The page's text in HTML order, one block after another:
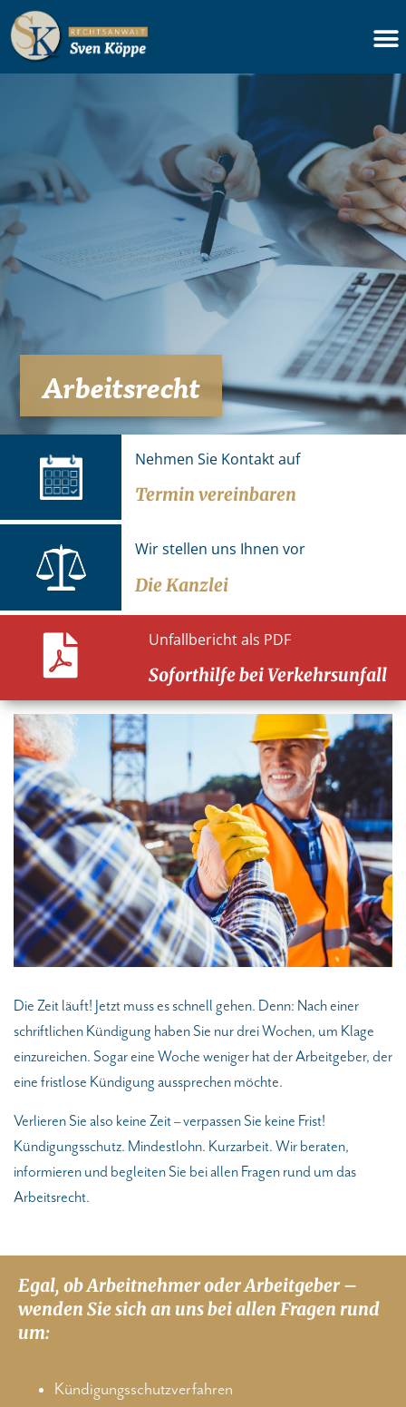
Arbeitsrecht
Nehmen Sie Kontakt auf
Termin vereinbaren
Wir stellen uns Ihnen vor
Die Kanzlei
Unfallbericht als PDF
Soforthilfe bei Verkehrsunfall
Die Zeit läuft! Jetzt muss es schnell gehen. Denn: Nach einer
schriftlichen Kündigung haben Sie nur drei Wochen, um Klage
einzureichen. Sogar eine Woche weniger hat der Arbeitgeber, der
eine fristlose Kündigung aussprechen möchte.
Verlieren Sie also keine Zeit – verpassen Sie keine Frist!
Kündigungsschutz. Mindestlohn. Kurzarbeit. Wir beraten,
informieren und begleiten Sie bei allen Fragen rund um das
Arbeitsrecht.
Egal, ob Arbeitnehmer oder Arbeitgeber –
wenden Sie sich an uns bei allen Fragen rund
um:
Kündigungsschutzverfahren